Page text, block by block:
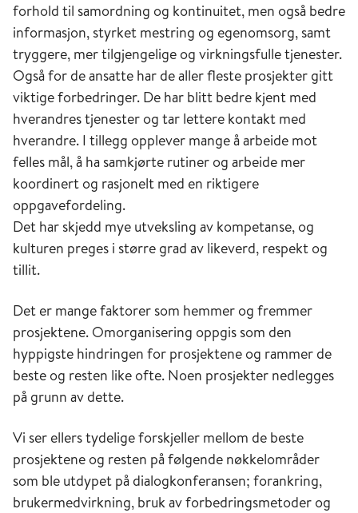
forhold til samordning og kontinuitet, men også bedre
informasjon, styrket mestring og egenomsorg, samt
tryggere, mer tilgjengelige og virkningsfulle tjenester.
Også for de ansatte har de aller fleste prosjekter gitt
viktige forbedringer. De har blitt bedre kjent med
hverandres tjenester og tar lettere kontakt med
hverandre. I tillegg opplever mange å arbeide mot
felles mål, å ha samkjørte rutiner og arbeide mer
koordinert og rasjonelt med en riktigere
oppgavefordeling.
Det har skjedd mye utveksling av kompetanse, og
kulturen preges i større grad av likeverd, respekt og
tillit.
Det er mange faktorer som hemmer og fremmer
prosjektene. Omorganisering oppgis som den
hyppigste hindringen for prosjektene og rammer de
beste og resten like ofte. Noen prosjekter nedlegges
på grunn av dette.
Vi ser ellers tydelige forskjeller mellom de beste
prosjektene og resten på følgende nøkkelområder
som ble utdypet på dialogkonferansen; forankring,
brukermedvirkning, bruk av forbedringsmetoder og